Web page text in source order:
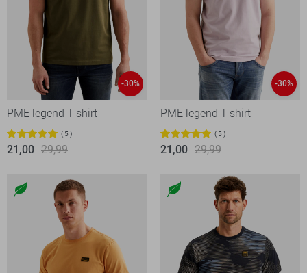
-30%
PME legend T-shirt
5
21,00 29,99
-30%
PME legend T-shirt
5
21,00 29,99